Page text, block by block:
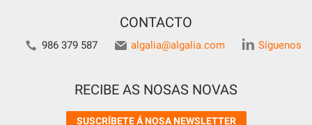
CONTACTO
986 379 587 algalia@algalia.com Síguenos
RECIBE AS NOSAS NOVAS
SUSCRÍBETE Á NOSA NEWSLETTER